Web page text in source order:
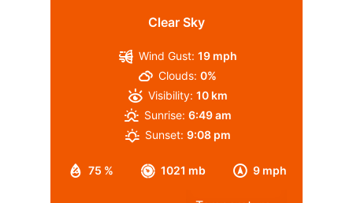
Clear Sky
75 % 1021 mb 9 mph
Wind Gust: 19 mph
Clouds: 0%
Visibility: 10 km
Sunrise: 6:49 am
Sunset: 9:08 pm